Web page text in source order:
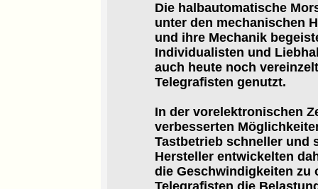
Die halbautomatische
unter den mechanischen
und ihre Mechanik
Individualisten und
auch heute noch
Telegrafisten genutzt.
In der vorelektronischen
verbesserten
Tastbetrieb schneller und
Hersteller entwickelten
die Geschwindigkeiten zu
Telegrafisten die